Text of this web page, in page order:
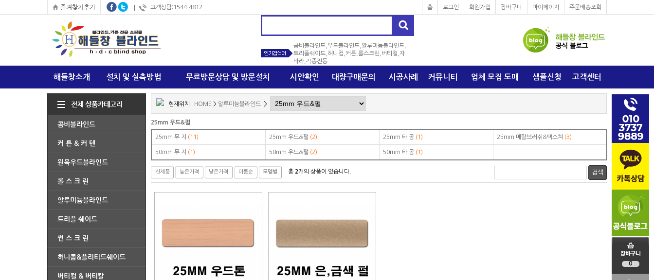
0
고객상담:1544-4812 홈 로그인 회원가입 장바구니 마이페이지 주문배송조회
바라,각종전동
해들창소개 설치 및 실측방법 무료방문상담 및 방문설치 시안확인 대량구매문의 시공사례 커뮤니티 업체 모집 도매 샘플신청 고객센터
콤비블라인드
커 튼 & 커 텐
원목우드블라인드
롤 스 크 린
알루미늄블라인드
트리플 쉐이드
썬 스 크 린
허니콤&플리티드쉐이드
버티컬 & 버티칼
현재위치 : HOME > 알루미늄블라인드 >
25mm 우드&펄
25mm 무 지 (11) 25mm 우드&펄 (2) 25mm 타 공 (1) 25mm 메탈브러쉬&텍스쳐 (3)
50mm 무 지 (1) 50mm 우드&펄 (2) 50mm 타 공 (1)
신제품 높은가격 낮은가격 이름순 모델별 총 2개의 상품이 있습니다. 검색